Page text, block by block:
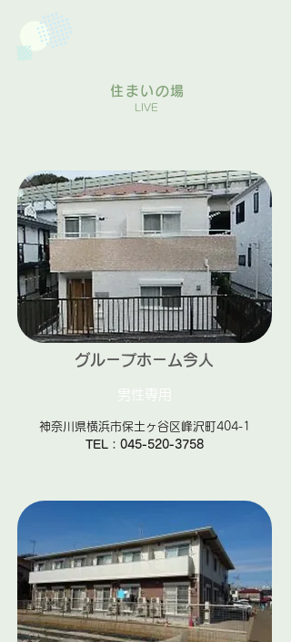
住まいの場
LIVE
グループホーム今人
男性専用
神奈川県横浜市保土ヶ谷区峰沢町404-1
TEL：045-520-3758